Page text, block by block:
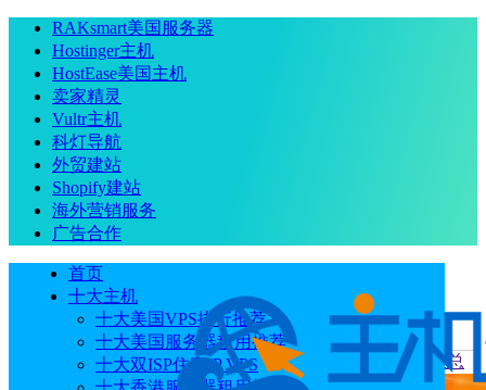
RAKsmart美国服务器
Hostinger主机
HostEase美国主机
卖家精灵
Vultr主机
科灯导航
外贸建站
Shopify建站
海外营销服务
广告合作
首页
十大主机
十大美国VPS排行推荐
十大美国服务器租用推荐
十大双ISP住宅IP VPS
当前位置：首页 优惠码 莱卡云优惠码/优惠券 优惠活动汇总